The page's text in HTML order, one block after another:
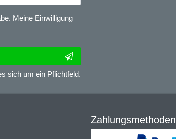
Meine Einwilligung
sich um ein Pflichtfeld.
Zahlungsmethoden